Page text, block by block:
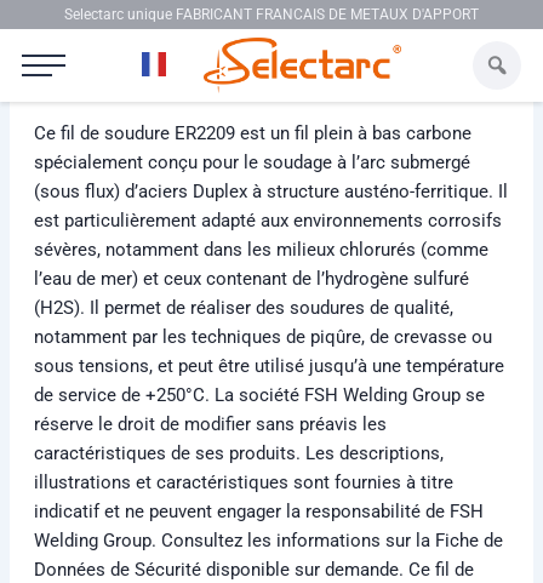
Aller au contenuSelectarc unique FABRICANT FRANCAIS DE METAUX D'APPORT
Ce fil de soudure ER2209 est un fil plein à bas carbone
spécialement conçu pour le soudage à l’arc submergé
(sous flux) d’aciers Duplex à structure austéno-ferritique. Il
est particulièrement adapté aux environnements corrosifs
sévères, notamment dans les milieux chlorurés (comme
l’eau de mer) et ceux contenant de l’hydrogène sulfuré
(H2S). Il permet de réaliser des soudures de qualité,
notamment par les techniques de piqûre, de crevasse ou
sous tensions, et peut être utilisé jusqu’à une température
de service de +250°C. La société FSH Welding Group se
réserve le droit de modifier sans préavis les
caractéristiques de ses produits. Les descriptions,
illustrations et caractéristiques sont fournies à titre
indicatif et ne peuvent engager la responsabilité de FSH
Welding Group. Consultez les informations sur la Fiche de
Données de Sécurité disponible sur demande. Ce fil de